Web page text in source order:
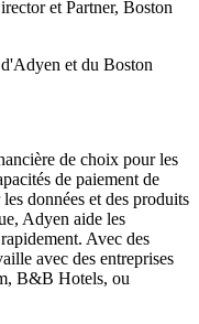
et Partner, Boston
et du Boston
de choix pour les
de paiement de
données et des produits
Adyen aide les
Avec des
avec des entreprises
B&B Hotels, ou